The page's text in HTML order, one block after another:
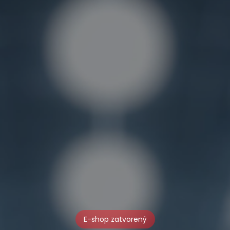
E-shop zatvorený